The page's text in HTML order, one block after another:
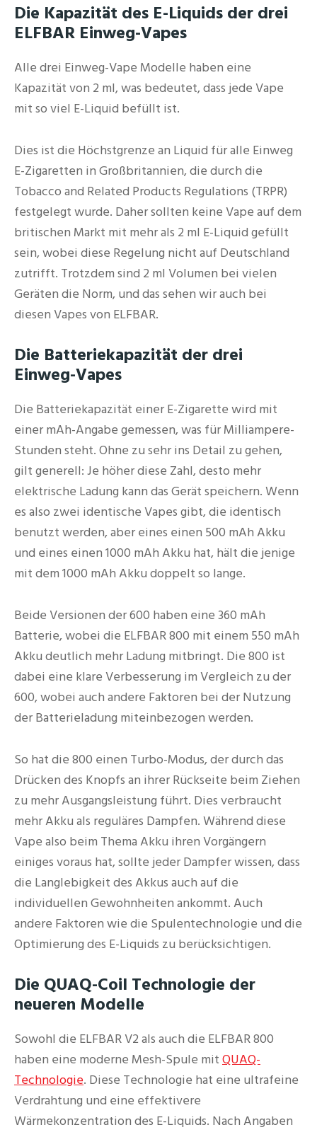
Die Kapazität des E-Liquids der drei
ELFBAR Einweg-Vapes
Alle drei Einweg-Vape Modelle haben eine
Kapazität von 2 ml, was bedeutet, dass jede Vape
mit so viel E-Liquid befüllt ist.
Dies ist die Höchstgrenze an Liquid für alle Einweg
E-Zigaretten in Großbritannien, die durch die
Tobacco and Related Products Regulations (TRPR)
festgelegt wurde. Daher sollten keine Vape auf dem
britischen Markt mit mehr als 2 ml E-Liquid gefüllt
sein, wobei diese Regelung nicht auf Deutschland
zutrifft. Trotzdem sind 2 ml Volumen bei vielen
Geräten die Norm, und das sehen wir auch bei
diesen Vapes von ELFBAR.
Die Batteriekapazität der drei
Einweg-Vapes
Die Batteriekapazität einer E-Zigarette wird mit
einer mAh-Angabe gemessen, was für Milliampere-
Stunden steht. Ohne zu sehr ins Detail zu gehen,
gilt generell: Je höher diese Zahl, desto mehr
elektrische Ladung kann das Gerät speichern. Wenn
es also zwei identische Vapes gibt, die identisch
benutzt werden, aber eines einen 500 mAh Akku
und eines einen 1000 mAh Akku hat, hält die jenige
mit dem 1000 mAh Akku doppelt so lange.
Beide Versionen der 600 haben eine 360 mAh
Batterie, wobei die ELFBAR 800 mit einem 550 mAh
Akku deutlich mehr Ladung mitbringt. Die 800 ist
dabei eine klare Verbesserung im Vergleich zu der
600, wobei auch andere Faktoren bei der Nutzung
der Batterieladung miteinbezogen werden.
So hat die 800 einen Turbo-Modus, der durch das
Drücken des Knopfs an ihrer Rückseite beim Ziehen
zu mehr Ausgangsleistung führt. Dies verbraucht
mehr Akku als reguläres Dampfen. Während diese
Vape also beim Thema Akku ihren Vorgängern
einiges voraus hat, sollte jeder Dampfer wissen, dass
die Langlebigkeit des Akkus auch auf die
individuellen Gewohnheiten ankommt. Auch
andere Faktoren wie die Spulentechnologie und die
Optimierung des E-Liquids zu berücksichtigen.
Die QUAQ-Coil Technologie der
neueren Modelle
Sowohl die ELFBAR V2 als auch die ELFBAR 800
haben eine moderne Mesh-Spule mit QUAQ-
Technologie. Diese Technologie hat eine ultrafeine
Verdrahtung und eine effektivere
Wärmekonzentration des E-Liquids. Nach Angaben